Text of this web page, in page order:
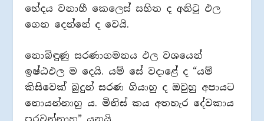
භේදය වනාහී කෙලෙස් සහිත ද අනිටු ඵල
ගෙන දෙන්නේ ද වෙයි.
නොබිඳුණු සරණාගමනය ඵල වශයෙන්
ඉෂ්ඨඵල ම දෙයි. යම් සේ වදාළේ ද “යම්
කිසිවෙක් බුදුන් සරණ ගියාහු ද ඔවුහු අපායට
නොයන්නාහු ය. මිනිස් කය අතහැර දේවකාය